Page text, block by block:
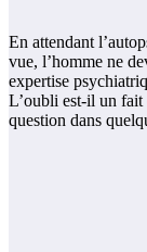
En attendant
vue, l’homme ne
expertise
L’oubli est-il un fait
question dans